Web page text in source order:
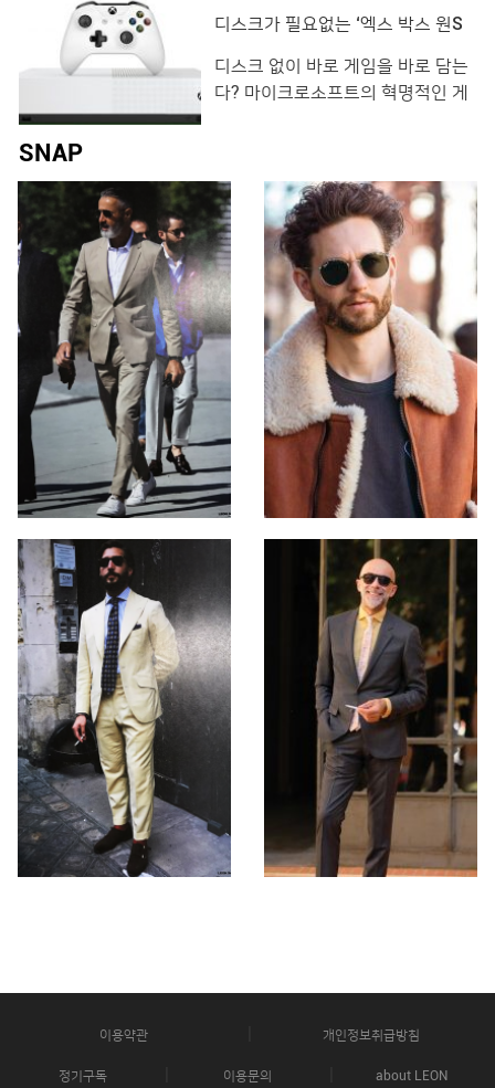
지났네요. 서두르지 […]
있습니다. 부로일 View this post
on Instagram ⭐️부로일 ⭐️ 몰트위스
키와 와인, 내추럴와인까지 접할수
역맛집 #압구정맛집 #압구정로데
오 #압구정로데�
디스크가 필요없는 ‘엑스 박스 원S
디스크 없이 바로 게임을 바로 담는
다? 마이크로소프트의 혁명적인 게
디지털 에디션’을 공개했습니다. 이
새로운 엑스 박스는 블루레이 드라
이브가 제거돼 디스크 없이 다운로
드로 게임을 구매하고 플레이하는
신개념 게임 콘솔입니다. 구매 시 기
기에 ‘포르자 호라이즌 3’, ‘마인크래
프트 X box’, ‘씨 오브 시�
SNAP
이용약관 개인정보취급방침
정기구독 이용문의 about LEON